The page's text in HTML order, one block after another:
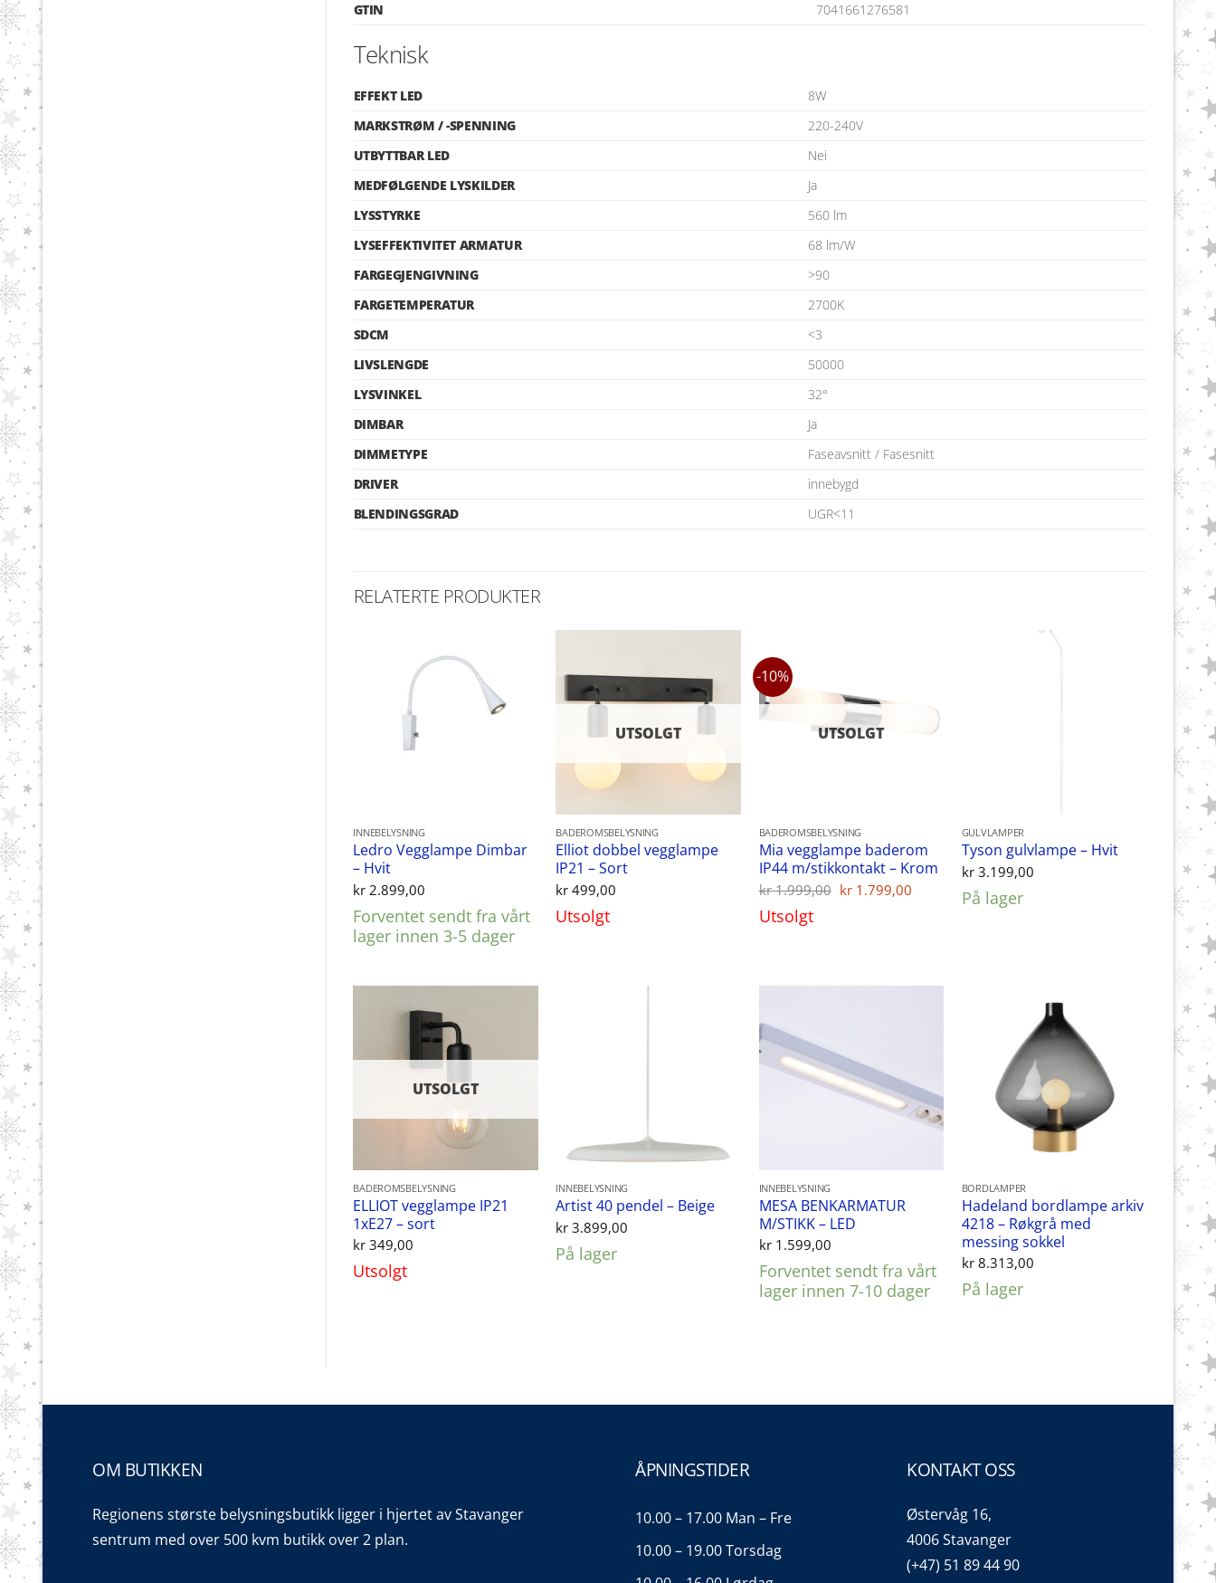
GTIN
7041661276581
Teknisk
EFFEKT LED
8W
MARKSTRØM / -SPENNING
220-240V
UTBYTTBAR LED
Nei
MEDFØLGENDE LYSKILDER
Ja
LYSSTYRKE
560 lm
LYSEFFEKTIVITET ARMATUR
68 lm/W
FARGEGJENGIVNING
>90
FARGETEMPERATUR
2700K
SDCM
<3
LIVSLENGDE
50000
LYSVINKEL
32°
DIMBAR
Ja
DIMMETYPE
Faseavsnitt / Fasesnitt
DRIVER
innebygd
BLENDINGSGRAD
UGR<11
RELATERTE PRODUKTER
INNEBELYSNING
Ledro Vegglampe Dimbar
– Hvit
kr 2.899,00
Forventet sendt fra vårt
lager innen 3-5 dager
UTSOLGT
BADEROMSBELYSNING
Elliot dobbel vegglampe
IP21 – Sort
kr 499,00
Utsolgt
-10%
UTSOLGT
BADEROMSBELYSNING
Mia vegglampe baderom
IP44 m/stikkontakt – Krom
kr1.999,00 Opprinnelig
kr 1.799,00 Nåværende
Utsolgt
GULVLAMPER
Tyson gulvlampe – Hvit
kr3.199,00
På lager
UTSOLGT
BADEROMSBELYSNING
ELLIOT vegglampe IP21
1xE27 – sort
kr 349,00
Utsolgt
INNEBELYSNING
Artist 40 pendel – Beige
kr 3.899,00
På lager
INNEBELYSNING
MESA BENKARMATUR
M/STIKK – LED
kr1.599,00
Forventet sendt fra vårt
lager innen 7-10 dager
BORDLAMPER
Hadeland bordlampe arkiv
4218 – Røkgrå med
messing sokkel
kr8.313,00
På lager
OM BUTIKKEN
Regionens største belysningsbutikk ligger i hjertet av Stavanger
sentrum med over 500 kvm butikk over 2 plan.
ÅPNINGSTIDER
10.00 – 17.00 Man – Fre
10.00 – 19.00 Torsdag
KONTAKT OSS
Østervåg 16,
4006 Stavanger
(+47) 51 89 44 90